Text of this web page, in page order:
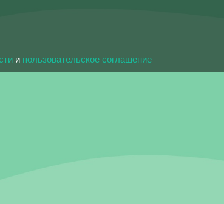
и пользовательское соглашение